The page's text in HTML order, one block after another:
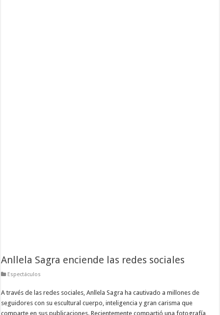
Anllela Sagra enciende las redes sociales
Espectáculos
A través de las redes sociales, Anllela Sagra ha cautivado a millones de
seguidores con su escultural cuerpo, inteligencia y gran carisma que
comparte en sus publicaciones. Recientemente compartió una fotografía